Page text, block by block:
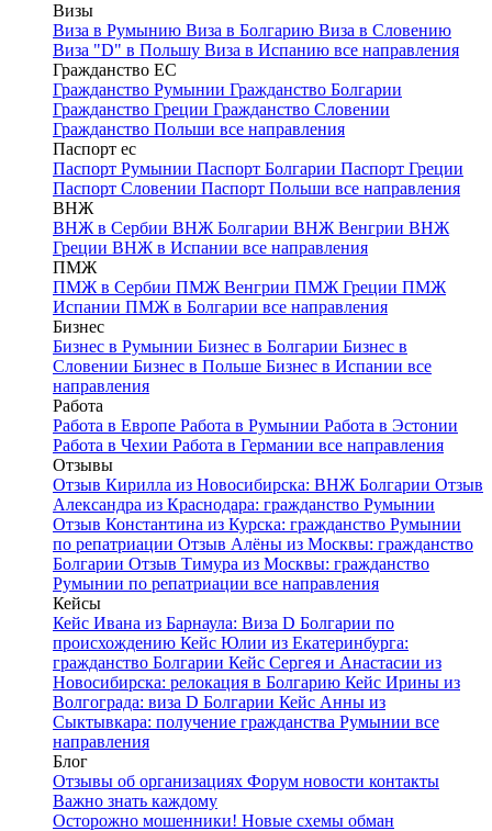
Визы
Виза в Румынию Виза в Болгарию Виза в Словению
Виза "D" в Польшу Виза в Испанию все направления
Гражданство ЕС
Гражданство Румынии Гражданство Болгарии
Гражданство Греции Гражданство Словении
Гражданство Польши все направления
Паспорт ес
Паспорт Румынии Паспорт Болгарии Паспорт Греции
Паспорт Словении Паспорт Польши все направления
ВНЖ
ВНЖ в Сербии ВНЖ Болгарии ВНЖ Венгрии ВНЖ
Греции ВНЖ в Испании все направления
ПМЖ
ПМЖ в Сербии ПМЖ Венгрии ПМЖ Греции ПМЖ
Испании ПМЖ в Болгарии все направления
Бизнес
Бизнес в Румынии Бизнес в Болгарии Бизнес в
Словении Бизнес в Польше Бизнес в Испании все
направления
Работа
Работа в Европе Работа в Румынии Работа в Эстонии
Работа в Чехии Работа в Германии все направления
Отзывы
Отзыв Кирилла из Новосибирска: ВНЖ Болгарии Отзыв
Александра из Краснодара: гражданство Румынии
Отзыв Константина из Курска: гражданство Румынии
по репатриации Отзыв Алёны из Москвы: гражданство
Болгарии Отзыв Тимура из Москвы: гражданство
Румынии по репатриации все направления
Кейсы
Кейс Ивана из Барнаула: Виза D Болгарии по
происхождению Кейс Юлии из Екатеринбурга:
гражданство Болгарии Кейс Сергея и Анастасии из
Новосибирска: релокация в Болгарию Кейс Ирины из
Волгограда: виза D Болгарии Кейс Анны из
Сыктывкара: получение гражданства Румынии все
направления
Блог
Отзывы об организациях Форум новости контакты
Важно знать каждому
Осторожно мошенники! Новые схемы обман